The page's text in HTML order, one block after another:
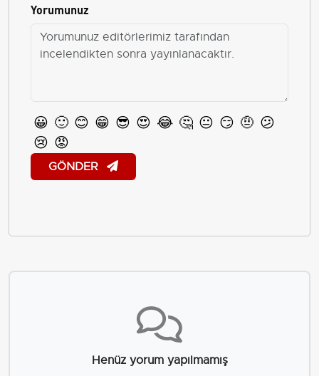
Yorumunuz
😀 🙂 😊 😁 😎 😍 😂 🤔 😐 😏 🤨 😕
😢 😡
GÖNDER
Henüz yorum yapılmamış